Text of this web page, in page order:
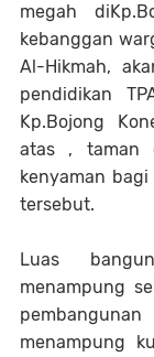
megah
kebanggan
Al-Hikmah,
pendidikan
Kp.Bojong
atas , taman
kenyaman
tersebut.
Luas
menampung
menampung